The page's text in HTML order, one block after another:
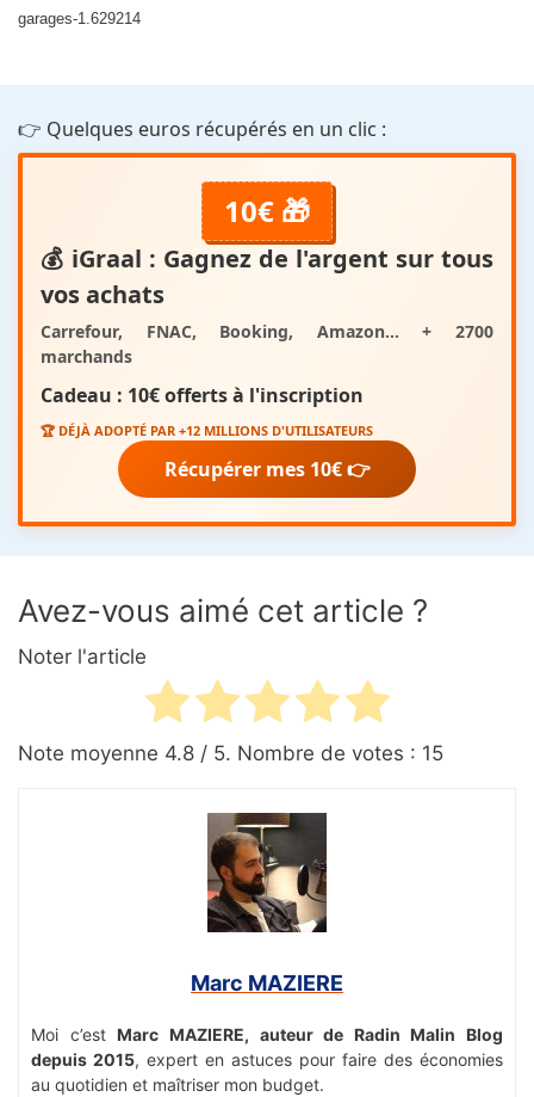
garages-1.629214
👉 Quelques euros récupérés en un clic :
10€ 🎁
💰 iGraal : Gagnez de l'argent sur tous
vos achats
Carrefour, FNAC, Booking, Amazon... + 2700
marchands
Cadeau : 10€ offertsà l'inscription
🏆 DÉJÀ ADOPTÉ PAR +12 MILLIONS D'UTILISATEURS
Récupérer mes 10€ 👉
Avez-vous aimé cet article ?
Noter l'article
Note moyenne 4.8 / 5. Nombre de votes : 15
Marc MAZIERE
Moi c’estMarc MAZIERE, auteur de Radin Malin Blog
depuis 2015, expert en astuces pour faire des économies
au quotidien et maîtriser mon budget.